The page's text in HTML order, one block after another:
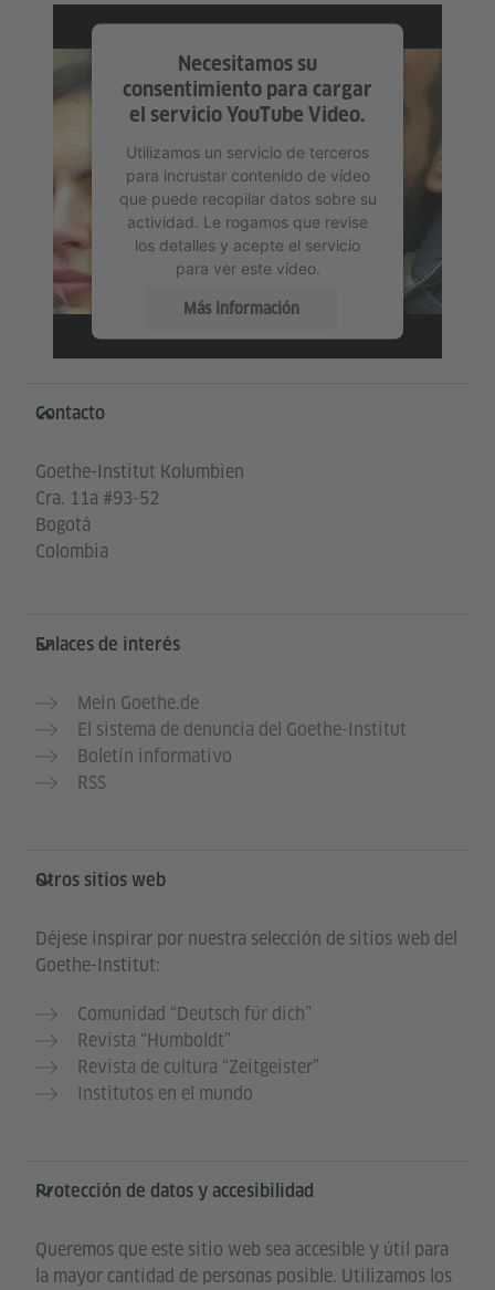
Necesitamos su
consentimiento para cargar
el servicio YouTube Video.
Utilizamos un servicio de terceros
para incrustar contenido de vídeo
que puede recopilar datos sobre su
actividad. Le rogamos que revise
los detalles y acepte el servicio
para ver este vídeo.
Más información
Service- und Informationsbereich
Contacto
Goethe-Institut Kolumbien
Cra. 11a #93-52
Bogotá
Colombia
Enlaces de interés
Mein Goethe.de
El sistema de denuncia del Goethe-Institut
Boletín informativo
RSS
Otros sitios web
Déjese inspirar por nuestra selección de sitios web del
Goethe-Institut:
Comunidad “Deutsch für dich”
Revista “Humboldt”
Revista de cultura “Zeitgeister”
Institutos en el mundo
Protección de datos y accesibilidad
Queremos que este sitio web sea accesible y útil para
la mayor cantidad de personas posible. Utilizamos los